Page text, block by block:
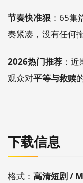
节奏快准狠 ：65集
奏紧凑，没有任何
2026热门推荐 ：
观众对平等与救赎
下载信息
格式： 高清短剧 /